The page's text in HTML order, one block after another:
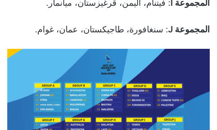
المجموعة I : فيتنام، اليمن، قرغيزستان، ميانمار.
المجموعة J : سنغافورة، طاجيكستان، عمان، غوام.